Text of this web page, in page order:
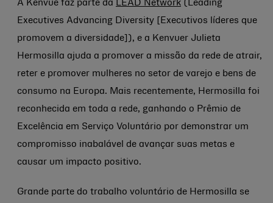
A Kenvue faz parte da LEAD Network (Leading
Executives Advancing Diversity [Executivos líderes que
promovem a diversidade]), e a Kenvuer Julieta
Hermosilla ajuda a promover a missão da rede de atrair,
reter e promover mulheres no setor de varejo e bens de
consumo na Europa. Mais recentemente, Hermosilla foi
reconhecida em toda a rede, ganhando o Prêmio de
Excelência em Serviço Voluntário por demonstrar um
compromisso inabalável de avançar suas metas e
causar um impacto positivo.
Grande parte do trabalho voluntário de Hermosilla se